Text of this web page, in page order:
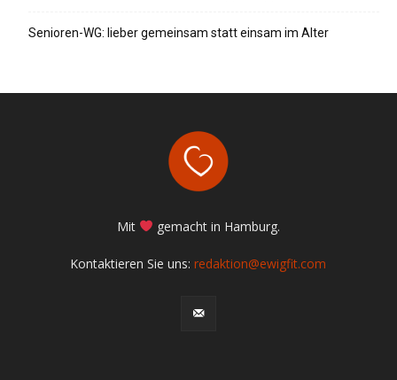
Senioren-WG: lieber gemeinsam statt einsam im Alter
Mit gemacht in Hamburg.
Kontaktieren Sie uns:redaktion@ewigfit.com